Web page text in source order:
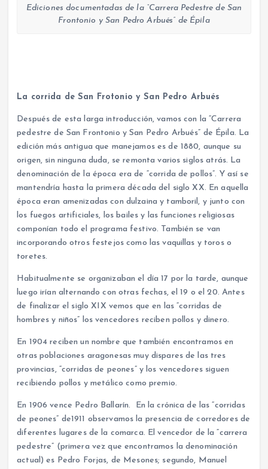
Ediciones documentadas de la “Carrera Pedestre de San
Frontonio y San Pedro Arbués” de Épila
La corrida de San Frotonio y San Pedro Arbués
Después de esta larga introducción, vamos con la “Carrera
pedestre de San Frontonio y San Pedro Arbués” de Épila. La
edición más antigua que manejamos es de 1880, aunque su
origen, sin ninguna duda, se remonta varios siglos atrás. La
denominación de la época era de “corrida de pollos”. Y así se
mantendría hasta la primera década del siglo XX. En aquella
época eran amenizadas con dulzaina y tamboril, y junto con
los fuegos artificiales, los bailes y las funciones religiosas
componían todo el programa festivo. También se van
incorporando otros festejos como las vaquillas y toros o
toretes.
Habitualmente se organizaban el día 17 por la tarde, aunque
luego irían alternando con otras fechas, el 19 o el 20. Antes
de finalizar el siglo XIX vemos que en las “corridas de
hombres y niños” los vencedores reciben pollos y dinero.
En 1904 reciben un nombre que también encontramos en
otras poblaciones aragonesas muy dispares de las tres
provincias, “corridas de peones” y los vencedores siguen
recibiendo pollos y metálico como premio.
En 1906 vence Pedro Ballarín. En la crónica de las “corridas
de peones” de1911 observamos la presencia de corredores de
diferentes lugares de la comarca. El vencedor de la “carrera
pedestre” (primera vez que encontramos la denominación
actual) es Pedro Forjas, de Mesones; segundo, Manuel